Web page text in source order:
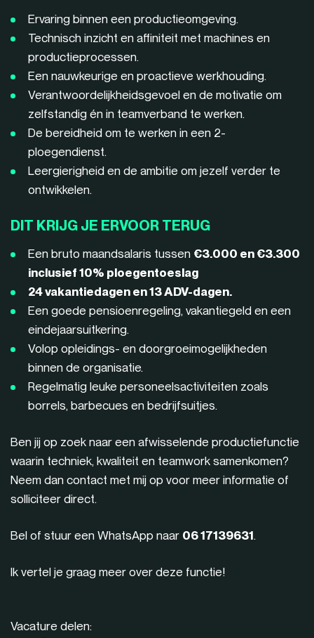
Ervaring binnen een productieomgeving.
Technisch inzicht en affiniteit met machines en
productieprocessen.
Een nauwkeurige en proactieve werkhouding.
Verantwoordelijkheidsgevoel en de motivatie om
zelfstandig én in teamverband te werken.
De bereidheid om te werken in een 2-
ploegendienst.
Leergierigheid en de ambitie om jezelf verder te
ontwikkelen.
DIT KRIJG JE ERVOOR TERUG
Een bruto maandsalaris tussen €3.000 en €3.300
inclusief 10% ploegentoeslag
24 vakantiedagen en 13 ADV-dagen.
Een goede pensioenregeling, vakantiegeld en een
eindejaarsuitkering.
Volop opleidings- en doorgroeimogelijkheden
binnen de organisatie.
Regelmatig leuke personeelsactiviteiten zoals
borrels, barbecues en bedrijfsuitjes.
Ben jij op zoek naar een afwisselende productiefunctie
waarin techniek, kwaliteit en teamwork samenkomen?
Neem dan contact met mij op voor meer informatie of
solliciteer direct.
Bel of stuur een WhatsApp naar 06 17139631.
Ik vertel je graag meer over deze functie!
Vacature delen: